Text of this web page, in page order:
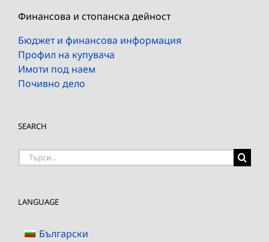
Финансова и стопанска дейност
Бюджет и финансова информация
Профил на купувача
Имоти под наем
Почивно дело
SEARCH
Търсене
LANGUAGE
Български